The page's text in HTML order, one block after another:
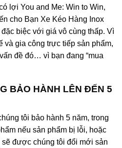
lợi You and Me: Win to Win,
cho Bạn Xe Kéo Hàng Inox
biệc với giá vô cùng thấp. Vì
và gia công trực tiếp sản phẩm,
đề đó… vì bạn đang “mua
BẢO HÀNH LÊN ĐẾN 5
tôi bảo hành 5 năm, trong
nếu sản phẩm bị lỗi, hoặc
sẽ được chúng tôi đổi mới sản